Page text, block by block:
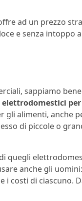
ad un prezzo
e senza intoppo
sappiamo
elettrodomestici per
gli alimenti, anche
di piccole o
quegli
anche gli uomini:
costi di ciascuno.